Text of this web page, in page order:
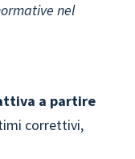
nel
a partire
correttivi,